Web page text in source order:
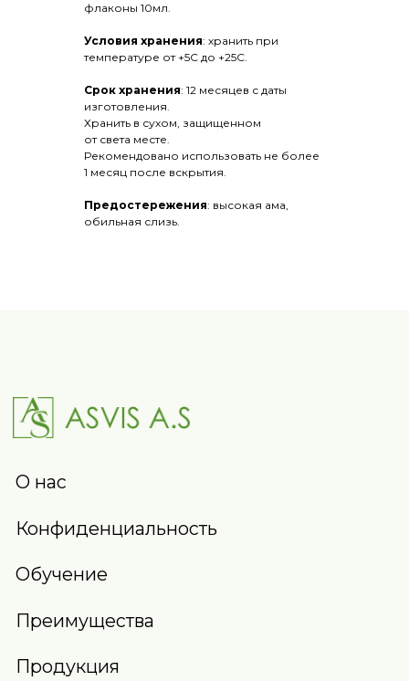
флаконы 10мл.
Условия хранения: хранить при
температуре от +5С до +25С.
Срок хранения: 12 месяцев с даты
изготовления.
Хранить в сухом, защищенном
от света месте.
Рекомендовано использовать не более
1 месяц после вскрытия.
Предостережения: высокая ама,
обильная слизь.
Преимущества
Продукция
Сертификаты
+7 707 814 88 88